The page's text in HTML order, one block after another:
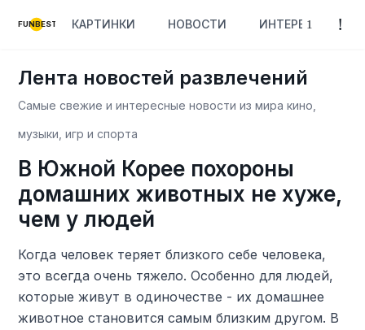
FUNBEST КАРТИНКИ НОВОСТИ ИНТЕРЕСНОЕ
Лента новостей развлечений
Самые свежие и интересные новости из мира кино,
музыки, игр и спорта
В Южной Корее похороны
домашних животных не хуже,
чем у людей
Когда человек теряет близкого себе человека,
это всегда очень тяжело. Особенно для людей,
которые живут в одиночестве - их домашнее
животное становится самым близким другом. В